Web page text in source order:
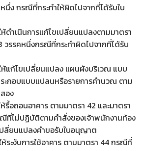
นึ่ง กรณีที่กระทำให้ผิดไปจากที่ได้รับใบ
ห้ดำเนินการแก้ไขเปลี่ยนแปลงตามมาตรา
วรรคหนึ่งกรณีที่กระทำผิดไปจากที่ได้รับ
ห้แก้ไขเปลี่ยนแปลง แผนผังบริเวณ แบบ
ะกอบแบบแปลนหรือรายการคำนวณ ตาม
อง
รื้อถอนอาคาร ตามมาตรา 42 และมาตรา
ที่ไม่ปฏิบัติตามคำสั่งของเจ้าพนักงานท้อง
ลี่ยนแปลงคำขอรับใบอนุญาต
ห้ระงับการใช้อาคาร ตามมาตรา 44 กรณีที่